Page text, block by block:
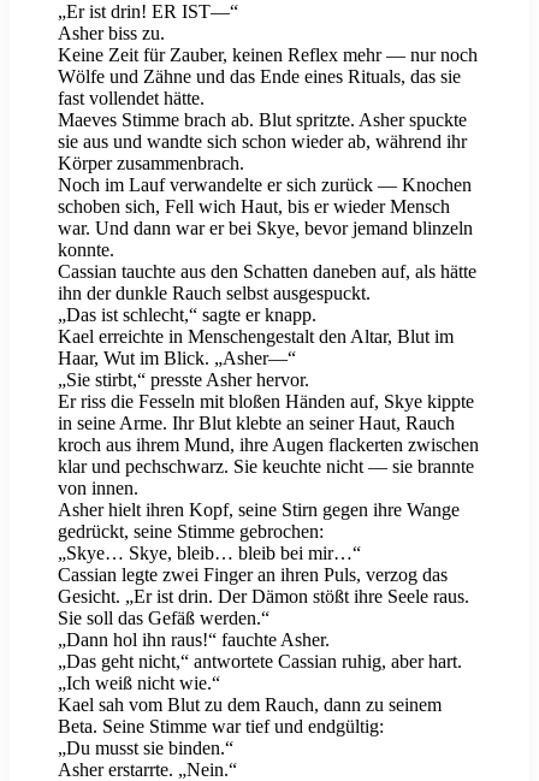
„Er ist drin! ER IST—“
Asher biss zu.
Keine Zeit für Zauber, keinen Reflex mehr — nur noch
Wölfe und Zähne und das Ende eines Rituals, das sie
fast vollendet hätte.
Maeves Stimme brach ab. Blut spritzte. Asher spuckte
sie aus und wandte sich schon wieder ab, während ihr
Körper zusammenbrach.
Noch im Lauf verwandelte er sich zurück — Knochen
schoben sich, Fell wich Haut, bis er wieder Mensch
war. Und dann war er bei Skye, bevor jemand blinzeln
konnte.
Cassian tauchte aus den Schatten daneben auf, als hätte
ihn der dunkle Rauch selbst ausgespuckt.
„Das ist schlecht,“ sagte er knapp.
Kael erreichte in Menschengestalt den Altar, Blut im
Haar, Wut im Blick. „Asher—“
„Sie stirbt,“ presste Asher hervor.
Er riss die Fesseln mit bloßen Händen auf, Skye kippte
in seine Arme. Ihr Blut klebte an seiner Haut, Rauch
kroch aus ihrem Mund, ihre Augen flackerten zwischen
klar und pechschwarz. Sie keuchte nicht — sie brannte
von innen.
Asher hielt ihren Kopf, seine Stirn gegen ihre Wange
gedrückt, seine Stimme gebrochen:
„Skye… Skye, bleib… bleib bei mir…“
Cassian legte zwei Finger an ihren Puls, verzog das
Gesicht. „Er ist drin. Der Dämon stößt ihre Seele raus.
Sie soll das Gefäß werden.“
„Dann hol ihn raus!“ fauchte Asher.
„Das geht nicht,“ antwortete Cassian ruhig, aber hart.
„Ich weiß nicht wie.“
Kael sah vom Blut zu dem Rauch, dann zu seinem
Beta. Seine Stimme war tief und endgültig:
„Du musst sie binden.“
Asher erstarrte. „Nein.“